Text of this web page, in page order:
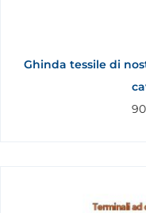
Ghinda tessile di